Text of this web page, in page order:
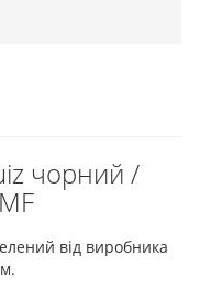
чорний /
від виробника